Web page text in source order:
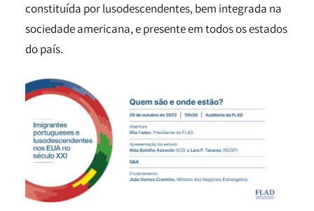
constituída por lusodescendentes, bem integrada na
sociedade americana, e presente em todos os estados
do país.